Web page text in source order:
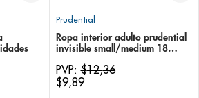
Prudential
Ropa interior adulto prudential
invisible small/medium 18
PVP:$12,36
$9,89